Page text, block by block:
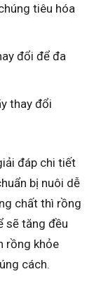
tiêu hóa
đổi để đa
thay đổi
đáp chi tiết
bị nuôi dễ
chất thì rồng
sẽ tăng đều
rồng khỏe
cách.